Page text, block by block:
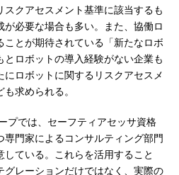
クアセスメント基準に該当するも
必要な場合も多い。また、協働ロ
ことが期待されている「新たなロボ
とロボットの導入経験がない企業も
ロボットに関するリスクアセスメ
求められる。
プでは、セーフティアセッサ資格
門家によるコンサルティング部門
ている。これらを活用すること
グレーションだけではなく、実際の